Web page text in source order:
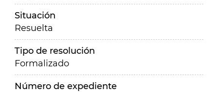
Situación
Resuelta
Tipo de resolución
Formalizado
Número de expediente